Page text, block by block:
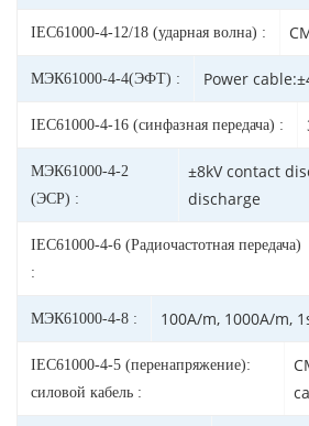
IEC61000-4-12/18 (ударная волна) :
МЭК61000-4-4(ЭФТ) : Power
IEC61000-4-16 (синфазная передача) :
МЭК61000-4-2
(ЭСР) :
±8kV contact
discharge
IEC61000-4-6 (Радиочастотная передача)
:
МЭК61000-4-8 : 100A/m, 1000A/m,
IEC61000-4-5 (перенапряжение):
силовой кабель :